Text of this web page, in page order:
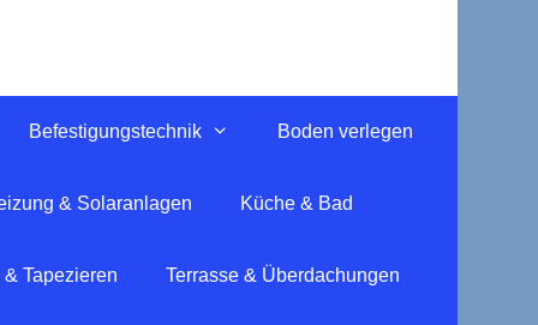
Befestigungstechnik Boden verlegen
& Solaranlagen Küche & Bad
Tapezieren Terrasse & Überdachungen